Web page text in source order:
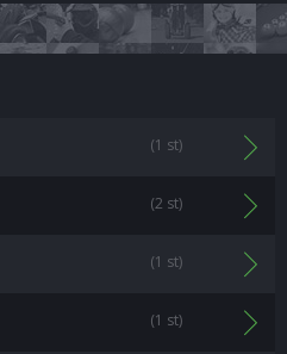
(1 st)
(2 st)
(1 st)
(1 st)